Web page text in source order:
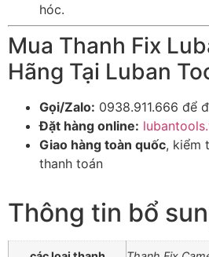
hóc.
Mua Thanh Fix
Hãng Tại Luban
Gọi/Zalo: 0938.911.666 để
Đặt hàng online:
Giao hàng toàn quốc, kiểm
thanh toán
Thông tin bổ